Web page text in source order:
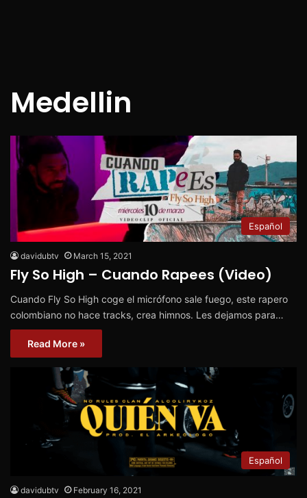
Medellin
Español
davidubtv March 15, 2021
Fly So High – Cuando Rapees (Video)
Cuando Fly So High coge el micrófono sale fuego, este rapero
colombiano no hace tracks, crea himnos. Les dejamos para…
Read More »
Español
davidubtv February 16, 2021